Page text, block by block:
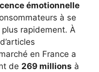
émotionnelle
à se
rapidement. À
en France a
de 269 millions à